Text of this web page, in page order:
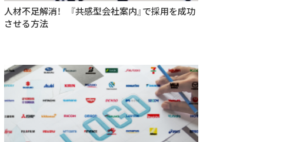
人材不足解消！ 『共感型会社案内』で採用を成功
させる方法